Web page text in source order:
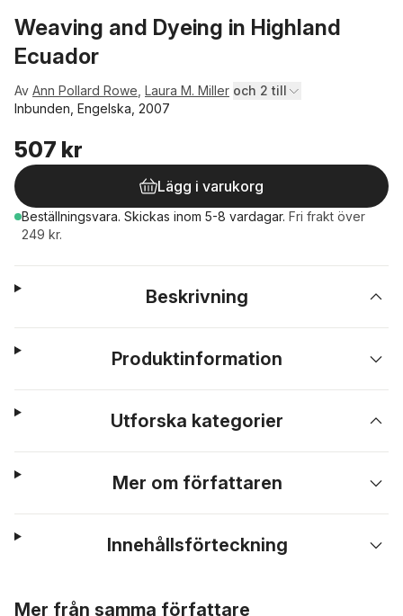
Weaving and Dyeing in Highland
Ecuador
Av Ann Pollard Rowe Laura M. Miller och 2 till
Inbunden, Engelska, 2007
507 kr
Lägg i varukorg
Beställningsvara. Skickas inom 5-8 vardagar. Fri frakt över
249 kr.
Beskrivning
Produktinformation
Utforska kategorier
Mer om författaren
Innehållsförteckning
Mer från samma författare